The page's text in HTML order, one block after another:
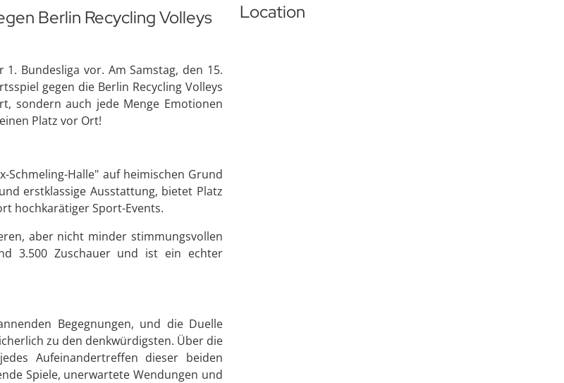
Berlin Recycling Volleys
Bundesliga vor. Am Samstag, den 15.
gegen die Berlin Recycling Volleys
sondern auch jede Menge Emotionen
Platz vor Ort!
Schmeling-Halle" auf heimischen Grund
erstklassige Ausstattung, bietet Platz
hochkarätiger Sport-Events.
aber nicht minder stimmungsvollen
3.500 Zuschauer und ist ein echter
Begegnungen, und die Duelle
zu den denkwürdigsten. Über die
Aufeinandertreffen dieser beiden
Spiele, unerwartete Wendungen und
Location